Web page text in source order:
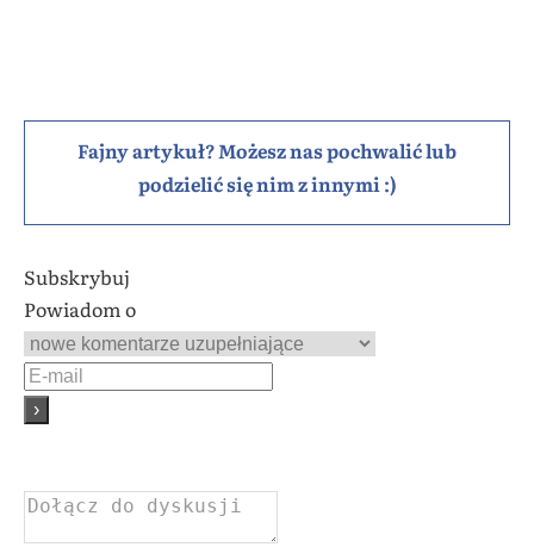
Fajny artykuł? Możesz nas pochwalić lub
podzielić się nim z innymi :)
Subskrybuj
Powiadom o